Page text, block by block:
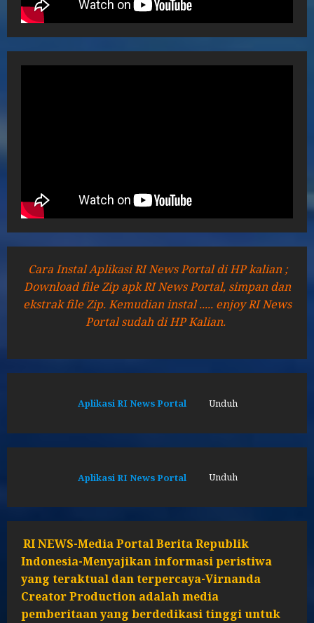
Cara Instal Aplikasi RI News Portal di HP kalian ;
Download file Zip apk RI News Portal, simpan dan
ekstrak file Zip. Kemudian instal ..... enjoy RI News
Portal sudah di HP Kalian.
Aplikasi RI News Portal Unduh
Aplikasi RI News Portal Unduh
RI NEWS-Media Portal Berita Republik
Indonesia-Menyajikan informasi peristiwa
yang teraktual dan terpercaya-Virnanda
Creator Production adalah media
pemberitaan yang berdedikasi tinggi untuk